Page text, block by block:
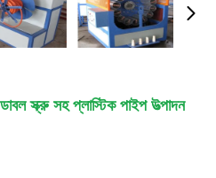
স্ক্রু সহ প্লাস্টিক পাইপ উত্পাদন